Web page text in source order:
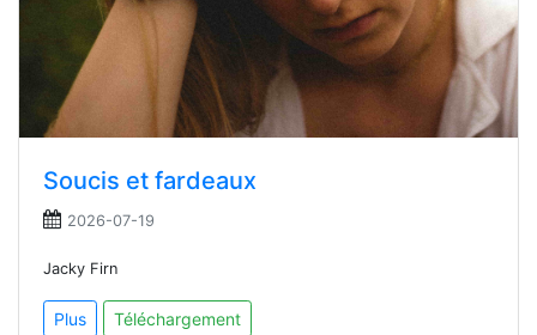
Soucis et fardeaux
2026-07-19
Jacky Firn
Plus Téléchargement